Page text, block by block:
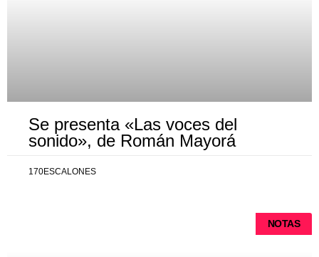
Se presenta «Las voces del
sonido», de Román Mayorá
170ESCALONES
NOTAS